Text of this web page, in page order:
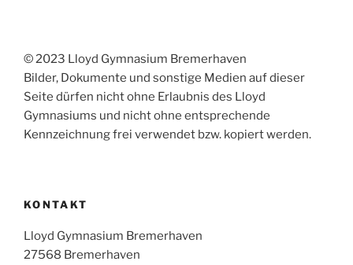
© 2023 Lloyd Gymnasium Bremerhaven
Bilder, Dokumente und sonstige Medien auf dieser
Seite dürfen nicht ohne Erlaubnis des Lloyd
Gymnasiums und nicht ohne entsprechende
Kennzeichnung frei verwendet bzw. kopiert werden.
KONTAKT
Lloyd Gymnasium Bremerhaven
27568 Bremerhaven